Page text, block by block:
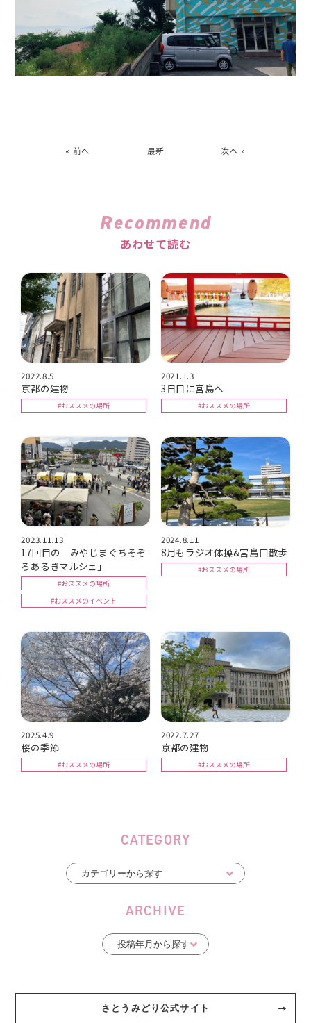
« 前へ 最新 次へ »
Recommend
あわせて読む
2022.8.5
京都の建物
#おススメの場所
2021.1.3
3日目に宮島へ
#おススメの場所
2023.11.13
17回目の「みやじまぐちそぞ
ろあるきマルシェ」
#おススメの場所
#おススメのイベント
2024.8.11
8月もラジオ体操&宮島口散歩
#おススメの場所
2025.4.9
桜の季節
#おススメの場所
2022.7.27
京都の建物
#おススメの場所
CATEGORY
ARCHIVE
さとうみどり公式サイト